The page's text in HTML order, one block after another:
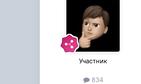
Участник
834